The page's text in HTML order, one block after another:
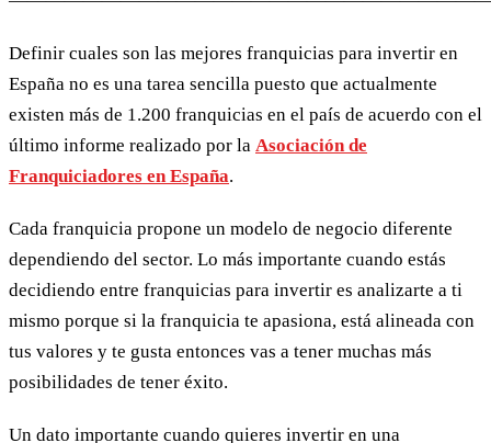
Definir cuales son las mejores franquicias para invertir en
España no es una tarea sencilla puesto que actualmente
existen más de 1.200 franquicias en el país de acuerdo con el
último informe realizado por la Asociación de
Franquiciadores en España.
Cada franquicia propone un modelo de negocio diferente
dependiendo del sector. Lo más importante cuando estás
decidiendo entre franquicias para invertir es analizarte a ti
mismo porque si la franquicia te apasiona, está alineada con
tus valores y te gusta entonces vas a tener muchas más
posibilidades de tener éxito.
Un dato importante cuando quieres invertir en una